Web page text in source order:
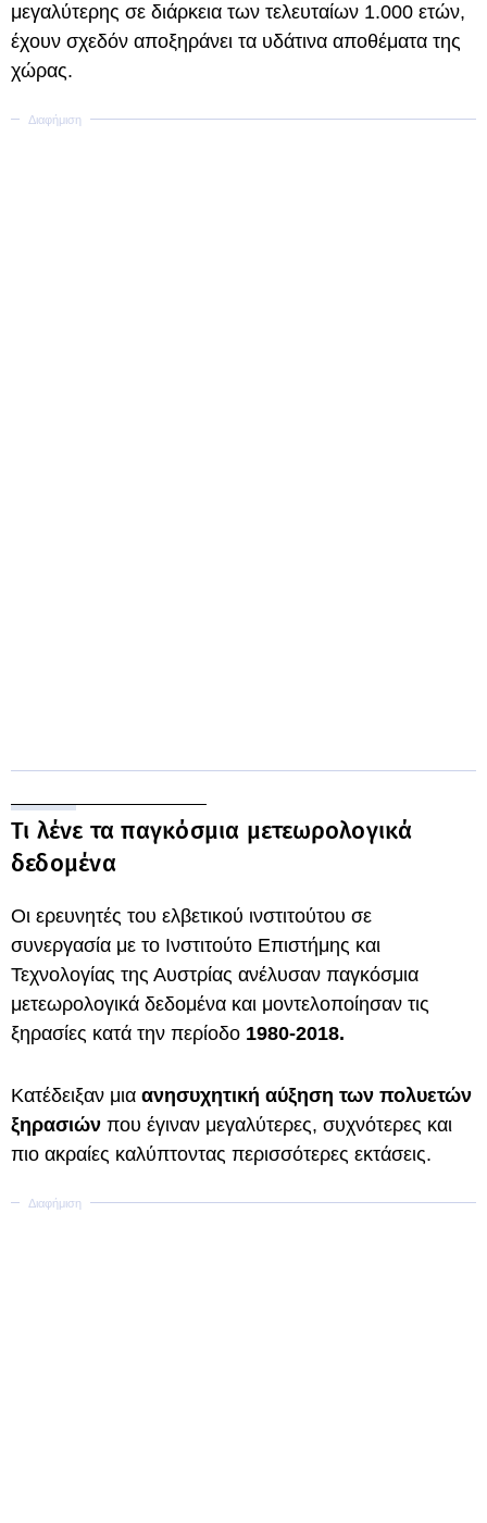
μεγαλύτερης σε διάρκεια των τελευταίων 1.000 ετών,
έχουν σχεδόν αποξηράνει τα υδάτινα αποθέματα της
χώρας.
Τι λένε τα παγκόσμια μετεωρολογικά
δεδομένα
Οι ερευνητές του ελβετικού ινστιτούτου σε
συνεργασία με το Ινστιτούτο Επιστήμης και
Τεχνολογίας της Αυστρίας ανέλυσαν παγκόσμια
μετεωρολογικά δεδομένα και μοντελοποίησαν τις
ξηρασίες κατά την περίοδο 1980-2018.
Κατέδειξαν μια ανησυχητική αύξηση των πολυετών
ξηρασιών που έγιναν μεγαλύτερες, συχνότερες και
πιο ακραίες καλύπτοντας περισσότερες εκτάσεις.